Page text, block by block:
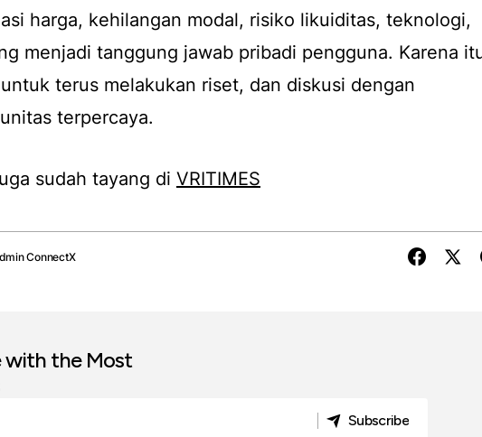
harga, kehilangan modal, risiko likuiditas, teknologi,
menjadi tanggung jawab pribadi pengguna. Karena
terus melakukan riset, dan diskusi dengan
terpercaya.
sudah tayang di VRITIMES
ConnectX
with the Most
Subscribe